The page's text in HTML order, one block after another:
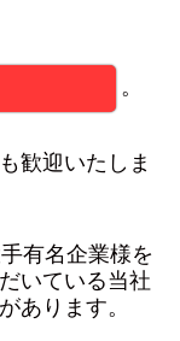
。
歓迎いたしま
有名企業様を
いている当社
あります。